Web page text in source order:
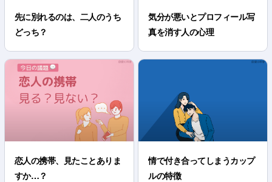
先に別れるのは、二人のうち
どっち？
気分が悪いとプロフィール写
真を消す人の心理
恋人の携帯、見たことありま
すか…？
情で付き合ってしまうカップ
ルの特徴